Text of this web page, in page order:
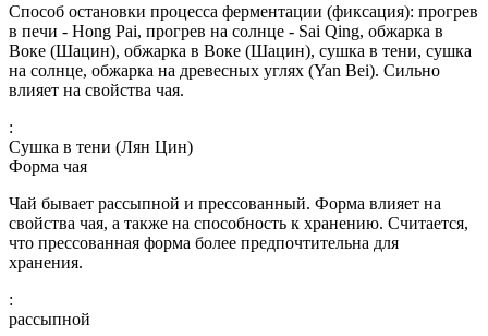
Способ остановки процесса ферментации (фиксация): прогрев
в печи - Hong Pai, прогрев на солнце - Sai Qing, обжарка в
Воке (Шацин), обжарка в Воке (Шацин), сушка в тени, сушка
на солнце, обжарка на древесных углях (Yan Bei). Сильно
влияет на свойства чая.
:
Сушка в тени (Лян Цин)
Форма чая
Чай бывает рассыпной и прессованный. Форма влияет на
свойства чая, а также на способность к хранению. Считается,
что прессованная форма более предпочтительна для
хранения.
:
рассыпной